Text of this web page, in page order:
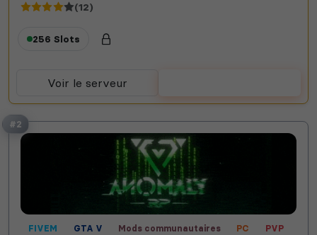
(12)
256 Slots
Voir le serveur
#2
FIVEM GTA V Mods communautaires PC
PVP